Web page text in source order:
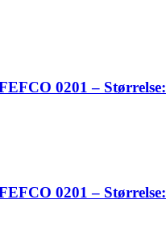
0201 –
0201 –